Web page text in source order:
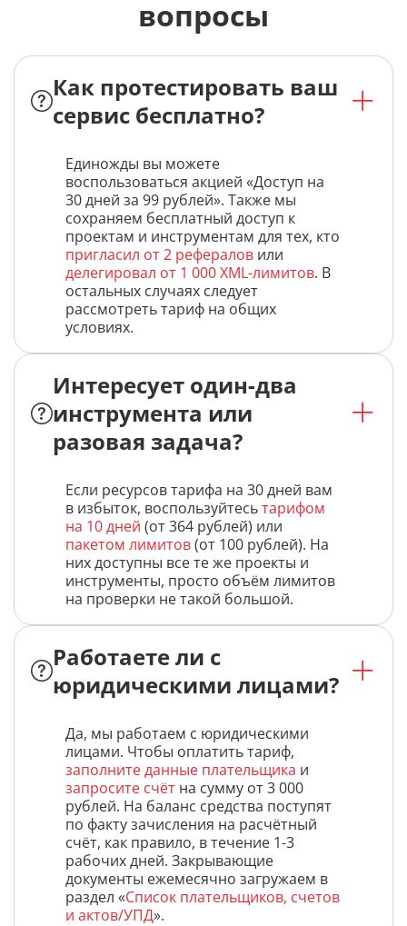
вопросы
Как протестировать ваш
сервис бесплатно?
Единожды вы можете
воспользоваться акцией «Доступ на
30 дней за 99 рублей». Также мы
сохраняем бесплатный доступ к
проектам и инструментам для тех, кто
пригласил от 2 рефералов или
делегировал от 1 000 XML-лимитов. В
остальных случаях следует
рассмотреть тариф на общих
условиях.
Интересует один-два
инструмента или
разовая задача?
Если ресурсов тарифа на 30 дней вам
в избыток, воспользуйтесьтарифом
на 10 дней (от 364 рублей) или
пакетом лимитов(от 100 рублей). На
них доступны все те же проекты и
инструменты, просто объём лимитов
на проверки не такой большой.
Работаете ли с
юридическими лицами?
Да, мы работаем с юридическими
лицами. Чтобы оплатить тариф,
заполните данные плательщика и
запросите счёт на сумму от 3 000
рублей. На баланс средства поступят
по факту зачисления на расчётный
счёт, как правило, в течение 1-3
рабочих дней. Закрывающие
документы ежемесячно загружаем в
раздел «Список плательщиков, счетов
и актов/УПД».